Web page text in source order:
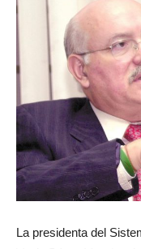
La presidenta del